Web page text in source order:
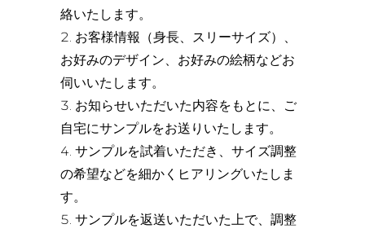
絡いたします。
お客様情報（身長、スリーサイズ）、
お好みのデザイン、お好みの絵柄などお
伺いいたします。
お知らせいただいた内容をもとに、ご
自宅にサンプルをお送りいたします。
サンプルを試着いただき、サイズ調整
の希望などを細かくヒアリングいたしま
す。
サンプルを返送いただいた上で、調整